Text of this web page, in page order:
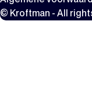
© Kroftman - All